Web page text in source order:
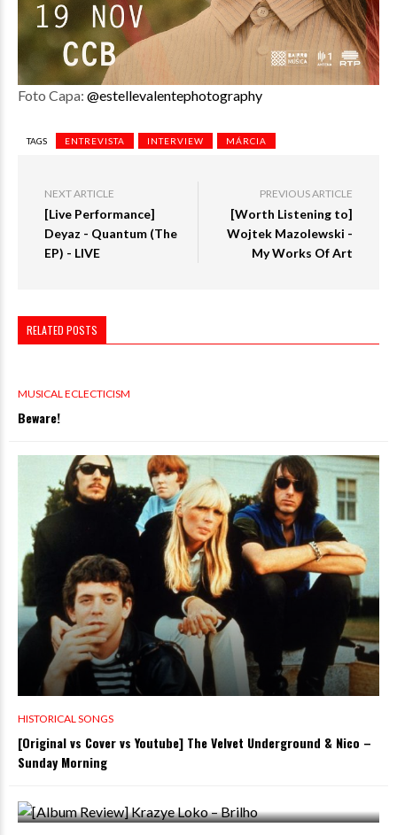
Foto Capa: @estellevalentephotography
TAGS ENTREVISTA INTERVIEW MÁRCIA
NEXT ARTICLE
[Live Performance]
Deyaz - Quantum (The
EP) - LIVE
PREVIOUS ARTICLE
[Worth Listening to]
Wojtek Mazolewski -
My Works Of Art
RELATED POSTS
MUSICAL ECLECTICISM
Beware!
HISTORICAL SONGS
[Original vs Cover vs Youtube] The Velvet Underground & Nico –
Sunday Morning